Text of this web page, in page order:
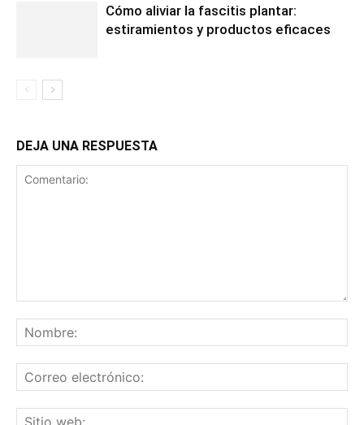
Cómo aliviar la fascitis plantar:
estiramientos y productos eficaces
DEJA UNA RESPUESTA